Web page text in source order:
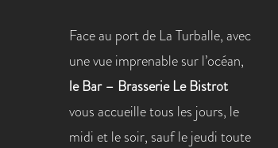
Face au port de La Turballe, avec
une vue imprenable sur l’océan,
le Bar – Brasserie Le Bistrot
vous accueille tous les jours, le
midi et le soir, sauf le jeudi toute